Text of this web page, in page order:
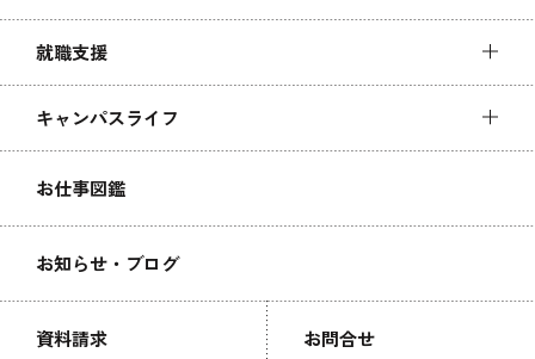
就職支援
キャンパスライフ
お仕事図鑑
お知らせ・ブログ
資料請求 お問合せ